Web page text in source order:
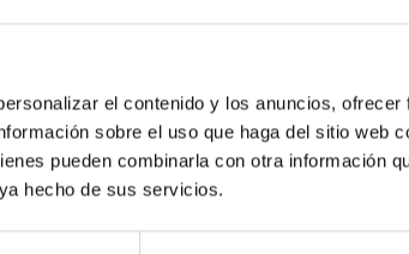
el contenido y los anuncios,
sobre el uso que haga del sitio web
pueden combinarla con otra información
hecho de sus servicios.
de sus resultados ¿Cómo fue manejar
y la presión ha ido cambiando. Cuando eres